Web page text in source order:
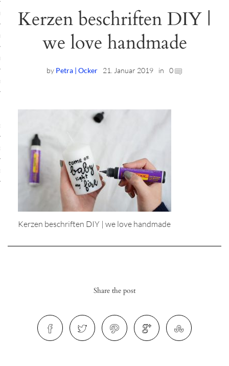
Workshops
Location
Workshops
Kerzen beschriften DIY |
we love handmade
by Petra | Ocker 21. Januar 2019 in 0
Kerzen beschriften DIY | we love handmade
Share the post